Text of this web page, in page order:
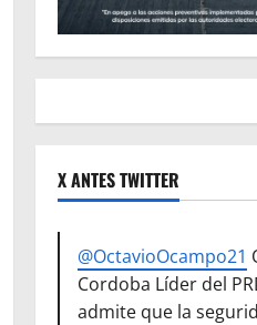
X ANTES TWITTER
@OctavioOcampo21
Cordoba Líder del
admite que la